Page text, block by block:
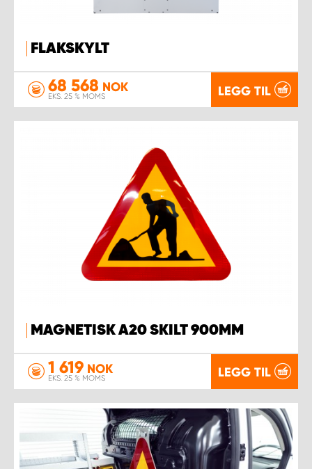
FLAKSKYLT
68 568 NOK
EKS. 25 % MOMS LEGG TIL
MAGNETISK A20 SKILT 900MM
1 619 NOK
EKS. 25 % MOMS LEGG TIL